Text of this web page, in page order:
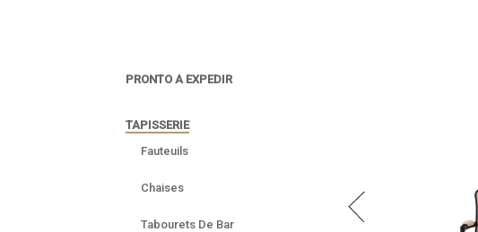
PRONTO A EXPEDIR
TAPISSERIE
Fauteuils
Chaises
Tabourets De Bar